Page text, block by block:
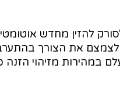
להזין מחדש
לצמצם את הצורך
מזיהוי הזנה